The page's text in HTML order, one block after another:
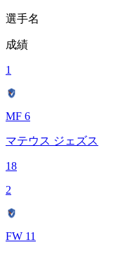
選手名
成績
1
MF 6
マテウス ジェズス
18
2
FW 11